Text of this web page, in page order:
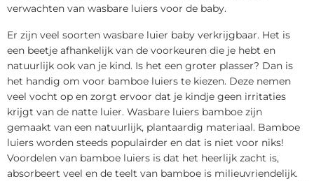
verwachten van wasbare luiers voor de baby.
Er zijn veel soorten wasbare luier baby verkrijgbaar. Het is
een beetje afhankelijk van de voorkeuren die je hebt en
natuurlijk ook van je kind. Is het een groter plasser? Dan is
het handig om voor bamboe luiers te kiezen. Deze nemen
veel vocht op en zorgt ervoor dat je kindje geen irritaties
krijgt van de natte luier. Wasbare luiers bamboe zijn
gemaakt van een natuurlijk, plantaardig materiaal. Bamboe
luiers worden steeds populairder en dat is niet voor niks!
Voordelen van bamboe luiers is dat het heerlijk zacht is,
absorbeert veel en de teelt van bamboe is milieuvriendelijk.